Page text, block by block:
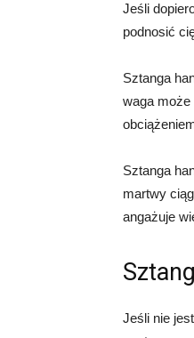
Jeśli
podnosić
Sztanga
waga
Sztanga
martwy
angażuje
Jeśli nie